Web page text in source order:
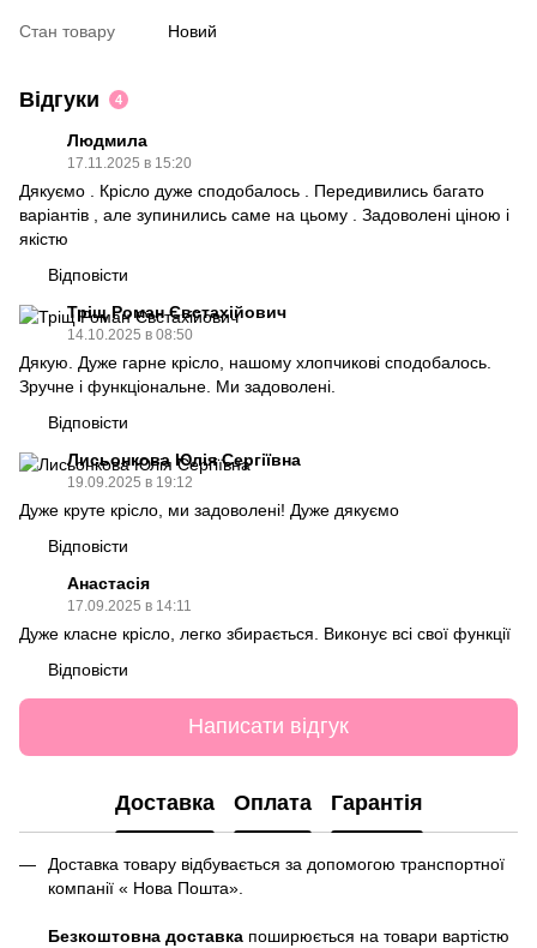
Стан товару Новий
Відгуки 4
Людмила
17.11.2025 в 15:20
Дякуємо . Крісло дуже сподобалось . Передивились багато
варіантів , але зупинились саме на цьому . Задоволені ціною і
якістю
Відповісти
Тріщ Роман Євстахійович
14.10.2025 в 08:50
Дякую. Дуже гарне крісло, нашому хлопчикові сподобалось.
Зручне і функціональне. Ми задоволені.
Відповісти
Лисьонкова Юлія Сергіївна
19.09.2025 в 19:12
Дуже круте крісло, ми задоволені! Дуже дякуємо
Відповісти
Анастасія
17.09.2025 в 14:11
Дуже класне крісло, легко збирається. Виконує всі свої функції
Відповісти
Написати відгук
Доставка Оплата Гарантія
Доставка товару відбувається за допомогою транспортної
компанії « Нова Пошта».
Безкоштовна доставка поширюється на товари вартістю